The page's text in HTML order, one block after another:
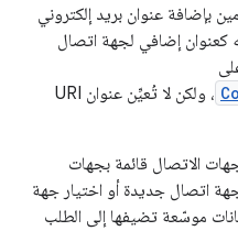
بإضافة عنوان بريد إلكتروني
كعنوان إضافي لجهة اتصال
، ولكن لا تُعيِّن عنوان URI
الاتصال قائمة بجهات
اتصال جديدة أو اختيار جهة
موسّعة تضيفها إلى الطلب